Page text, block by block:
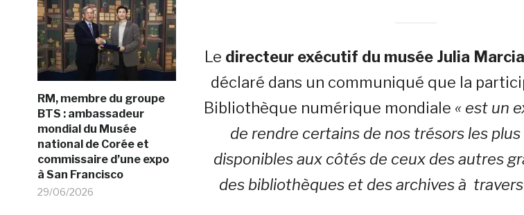
RM, membre du groupe
BTS : ambassadeur
mondial du Musée
national de Corée et
commissaire d’une expo
à San Francisco
29/06/2026
Le directeur exécutif du musée Julia
déclaré dans un communiqué que la
Bibliothèque numérique mondiale « est un
de rendre certains de nos trésors les
disponibles aux côtés de ceux des autres
des bibliothèques et des archives à travers